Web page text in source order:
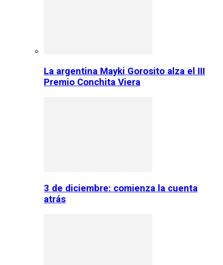
La argentina Mayki Gorosito alza el III
Premio Conchita Viera
3 de diciembre: comienza la cuenta
atrás